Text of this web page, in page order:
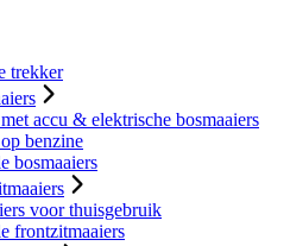
trekker
accu & elektrische bosmaaiers
benzine
bosmaaiers
voor thuisgebruik
frontzitmaaiers